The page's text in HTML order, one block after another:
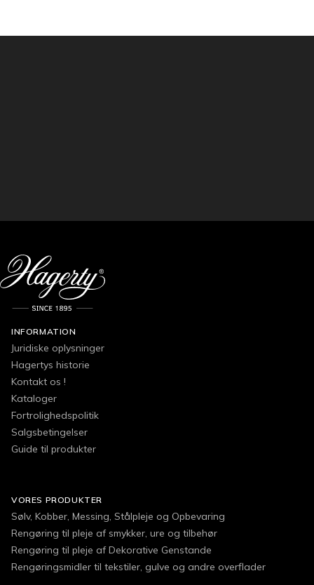
INFORMATION
Juridiske oplysninger
Hagertys historie
Kontakt os !
Kataloger
Fortrolighedspolitik
Salgsbetingelser
Guide til produkter
VORES PRODUKTER
Sølv, Kobber, Messing, Stålpleje og Opbevaring
Rengøring til pleje af smykker, ure og tilbehør
Rengøring til pleje af Dekorative Genstande
Rengøringsmidler til tekstiler, gulve og andre overflader